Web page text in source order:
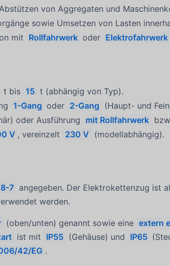
von Aggregaten und
sowie Umsetzen von Lasten
mit Rollfahrwerk oder Elektrofahrwerk
t bis 15 t (abhängig von Typ).
1-Gang oder 2-Gang (Haupt- und
oder Ausführung mit Rollfahrwerk
V , vereinzelt 230 V (modellabhängig).
7 angegeben. Der Elektrokettenzug ist
werden.
(oben/unten) genannt sowie eine extern
ist mit IP55 (Gehäuse) und IP65
42/EG .